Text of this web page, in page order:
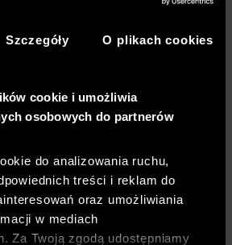
Szczegóły O plikach cookies
cookie i umożliwia
osobowych do partnerów
do analizowania ruchu,
treści i reklam do
oraz umożliwiania
w mediach
Za Twoją zgodą udostępniamy
odzież, buty,
-
Sklep sportowy
spółkiOTCF – właściciela
oficjalnym, wyłącznym i
dystrybutorem markiUnder